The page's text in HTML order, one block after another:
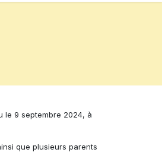
le 9 septembre 2024, à
que plusieurs parents